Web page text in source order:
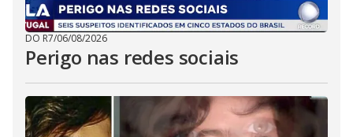
DO R7/06/08/2026
Perigo nas redes sociais